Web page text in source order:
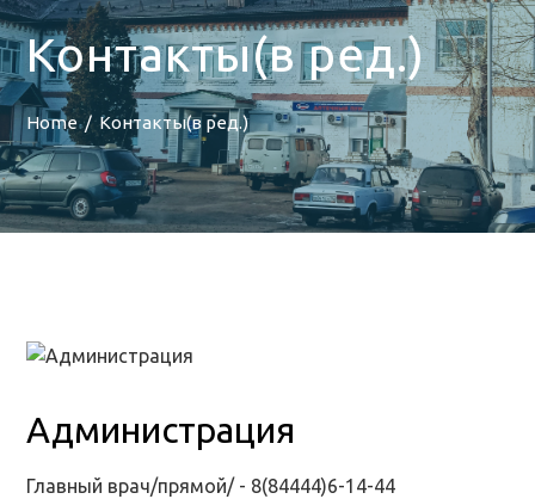
Контакты(в ред.)
Home Контакты(в ред.)
Администрация
Главный врач/прямой/ - 8(84444)6-14-44